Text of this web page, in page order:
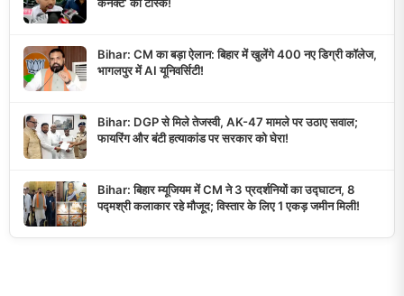
कनेक्ट’ का टास्क!
Bihar: CM का बड़ा ऐलान: बिहार में खुलेंगे 400 नए डिग्री कॉलेज,
भागलपुर में AI यूनिवर्सिटी!
Bihar: DGP से मिले तेजस्वी, AK-47 मामले पर उठाए सवाल;
फायरिंग और बंटी हत्याकांड पर सरकार को घेरा!
Bihar: बिहार म्यूजियम में CM ने 3 प्रदर्शनियों का उद्घाटन, 8
पद्मश्री कलाकार रहे मौजूद; विस्तार के लिए 1 एकड़ जमीन मिली!